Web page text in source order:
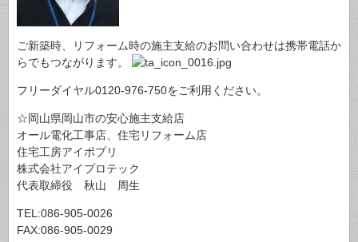
ご新築時、リフォーム時の施主支給のお問い合わせは携帯電話か
らでもつながります。
フリーダイヤル0120-976-750をご利用ください。
☆岡山県岡山市の安心施主支給店
オール電化工事店、住宅リフォーム店
住宅工房アイポプリ
株式会社アイプロテック
代表取締役 秋山 周生
TEL:086-905-0026
FAX:086-905-0029